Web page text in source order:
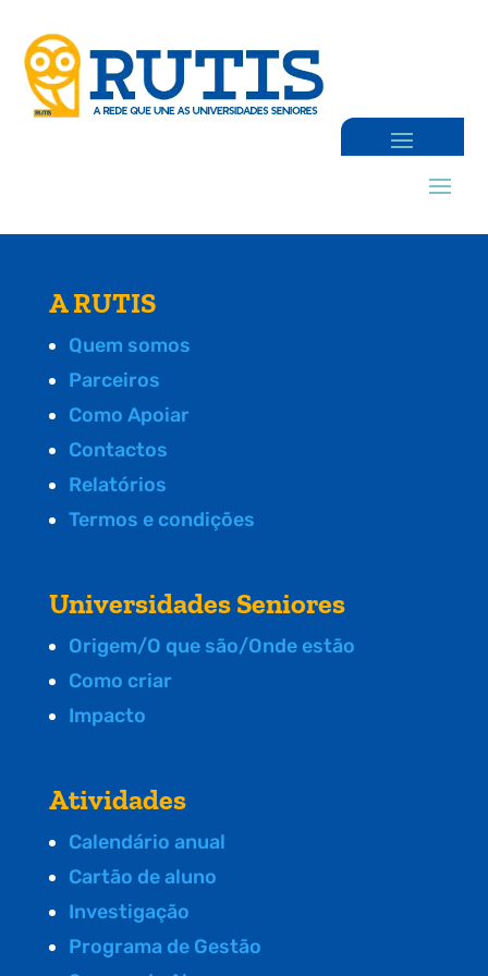
A RUTIS
Quem somos
Parceiros
Como Apoiar
Contactos
Relatórios
Termos e condições
Universidades Seniores
Origem/O que são/Onde estão
Como criar
Impacto
Atividades
Calendário anual
Cartão de aluno
Investigação
Programa de Gestão